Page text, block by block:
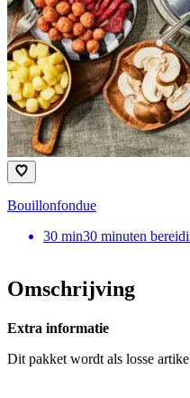
Bouillonfondue
30 min30 minuten
Omschrijving
Extra informatie
Dit pakket wordt als losse